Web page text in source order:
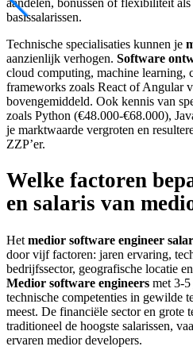
basissalarissen.
Technische specialisaties kunnen je
aanzienlijk verhogen. Software
cloud computing, machine learning,
frameworks zoals React of Angular
bovengemiddeld. Ook kennis van
zoals Python (€48.000-€68.000),
je marktwaarde vergroten en
ZZP’er.
Welke factoren
en salaris van
Het medior software engineer
door vijf factoren: jaren ervaring,
bedrijfssector, geografische locatie
Medior software engineers met 3-
technische competenties in gewilde
meest. De financiële sector en grote
traditioneel de hoogste salarissen,
ervaren medior developers.